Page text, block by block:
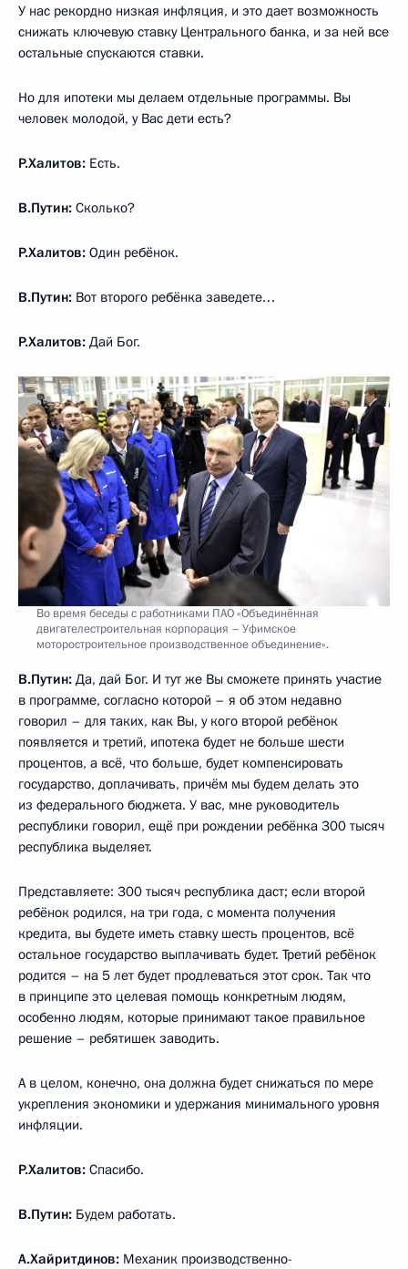
У нас рекордно низкая инфляция, и это дает возможность
снижать ключевую ставку Центрального банка, и за ней все
остальные спускаются ставки.
Но для ипотеки мы делаем отдельные программы. Вы
человек молодой, у Вас дети есть?
Р.Халитов: Есть.
В.Путин: Сколько?
Р.Халитов: Один ребёнок.
В.Путин: Вот второго ребёнка заведете…
Р.Халитов: Дай Бог.
Во время беседы с работниками ПАО «Объединённая
двигателестроительная корпорация – Уфимское
моторостроительное производственное объединение».
В.Путин: Да, дай Бог. И тут же Вы сможете принять участие
в программе, согласно которой – я об этом недавно
говорил – для таких, как Вы, у кого второй ребёнок
появляется и третий, ипотека будет не больше шести
процентов, а всё, что больше, будет компенсировать
государство, доплачивать, причём мы будем делать это
из федерального бюджета. У вас, мне руководитель
республики говорил, ещё при рождении ребёнка 300 тысяч
республика выделяет.
Представляете: 300 тысяч республика даст; если второй
ребёнок родился, на три года, с момента получения
кредита, вы будете иметь ставку шесть процентов, всё
остальное государство выплачивать будет. Третий ребёнок
родится – на 5 лет будет продлеваться этот срок. Так что
в принципе это целевая помощь конкретным людям,
особенно людям, которые принимают такое правильное
решение – ребятишек заводить.
А в целом, конечно, она должна будет снижаться по мере
укрепления экономики и удержания минимального уровня
инфляции.
Р.Халитов: Спасибо.
В.Путин: Будем работать.
А.Хайритдинов: Механик производственно-